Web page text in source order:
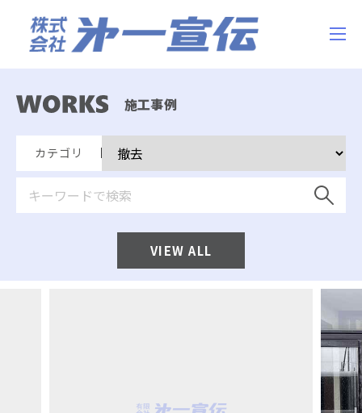
施工事例
カテゴリ
VIEW ALL